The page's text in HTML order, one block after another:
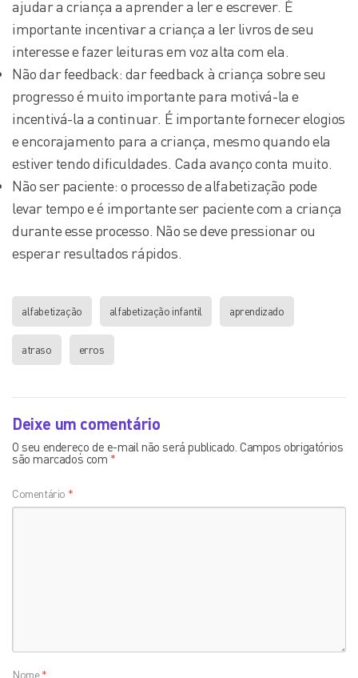
ajudar a criança a aprender a ler e escrever. É
importante incentivar a criança a ler livros de seu
interesse e fazer leituras em voz alta com ela.
Não dar feedback: dar feedback à criança sobre seu
progresso é muito importante para motivá-la e
incentivá-la a continuar. É importante fornecer elogios
e encorajamento para a criança, mesmo quando ela
estiver tendo dificuldades. Cada avanço conta muito.
Não ser paciente: o processo de alfabetização pode
levar tempo e é importante ser paciente com a criança
durante esse processo. Não se deve pressionar ou
esperar resultados rápidos.
alfabetização alfabetização infantil aprendizado
atraso erros
Deixe um comentário
O seu endereço de e-mail não será publicado. Campos obrigatórios
são marcados com *
Comentário *
Nome*